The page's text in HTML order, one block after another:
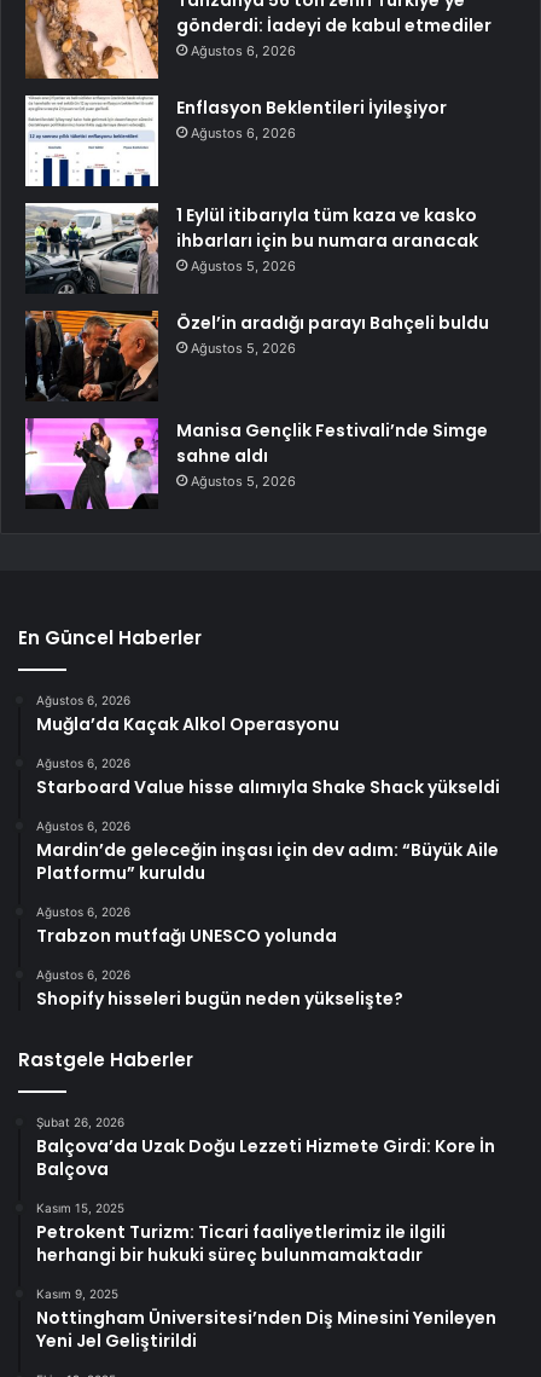
gönderdi: İadeyi de kabul etmediler
Ağustos 6, 2026
Enflasyon Beklentileri İyileşiyor
Ağustos 6, 2026
1 Eylül itibarıyla tüm kaza ve kasko
ihbarları için bu numara aranacak
Ağustos 5, 2026
Özel’in aradığı parayı Bahçeli buldu
Ağustos 5, 2026
Manisa Gençlik Festivali’nde Simge
sahne aldı
Ağustos 5, 2026
En Güncel Haberler
Ağustos 6, 2026
Muğla’da Kaçak Alkol Operasyonu
Ağustos 6, 2026
Starboard Value hisse alımıyla Shake Shack yükseldi
Ağustos 6, 2026
Mardin’de geleceğin inşası için dev adım: “Büyük Aile
Platformu” kuruldu
Ağustos 6, 2026
Trabzon mutfağı UNESCO yolunda
Ağustos 6, 2026
Shopify hisseleri bugün neden yükselişte?
Rastgele Haberler
Şubat 26, 2026
Balçova’da Uzak Doğu Lezzeti Hizmete Girdi: Kore İn
Balçova
Kasım 15, 2025
Petrokent Turizm: Ticari faaliyetlerimiz ile ilgili
herhangi bir hukuki süreç bulunmamaktadır
Kasım 9, 2025
Nottingham Üniversitesi’nden Diş Minesini Yenileyen
Yeni Jel Geliştirildi